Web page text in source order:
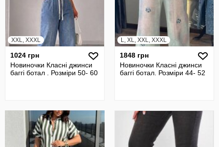
XXL, XXXL
1024 грн
Новиночки Класні джинси
баггі ботал . Розміри 50- 60
L, XL, XXL, XXXL
1848 грн
Новиночки Класні джинси
баггі ботал. Розміри 44- 52